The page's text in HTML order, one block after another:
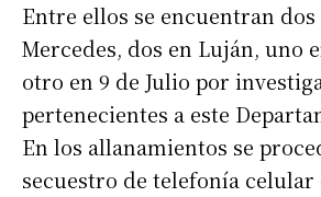
Entre ellos se encuentran
Mercedes, dos en Luján, uno
otro en 9 de Julio por
pertenecientes a este
En los allanamientos se
secuestro de telefonía celular